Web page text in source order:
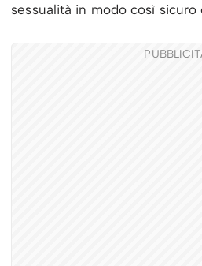
sessualità in modo così sicuro